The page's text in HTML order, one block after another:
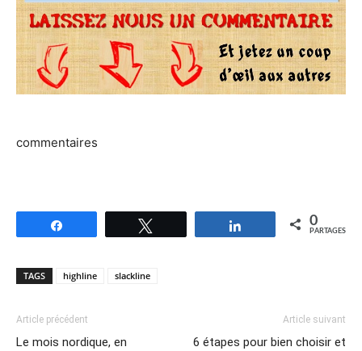
commentaires
Partagez 0
PARTAGES
TAGS highline slackline
Article précédent
Le mois nordique, en
Article suivant
6 étapes pour bien choisir et